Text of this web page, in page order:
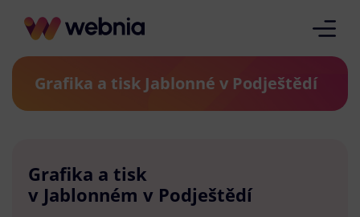
Grafika a tisk Jablonné v Podještědí
Grafika a tisk
v Jablonném v Podještědí